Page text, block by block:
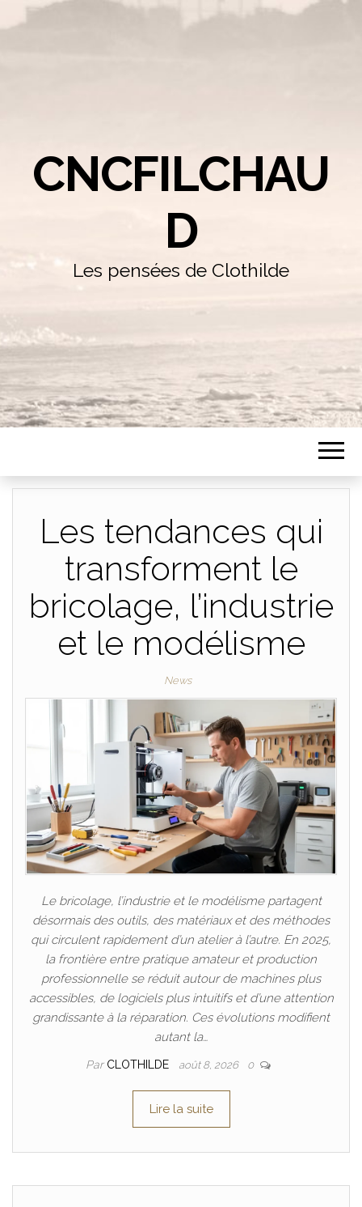
CNCFILCHAU
D
Les pensées de Clothilde
Les tendances qui
transforment le
bricolage, l’industrie
et le modélisme
News
Le bricolage, l’industrie et le modélisme partagent
désormais des outils, des matériaux et des méthodes
qui circulent rapidement d’un atelier à l’autre. En 2025,
la frontière entre pratique amateur et production
professionnelle se réduit autour de machines plus
accessibles, de logiciels plus intuitifs et d’une attention
grandissante à la réparation. Ces évolutions modifient
autant la…
Par CLOTHILDE août 8, 2026 0
Lire la suite